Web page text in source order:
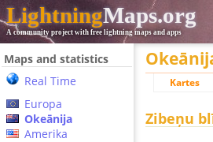
LightningMaps.org
A community project with free lightning maps and apps
Maps and statistics
Real Time
Europa
Okeānija
Amerika
Kartes
Zibeņu